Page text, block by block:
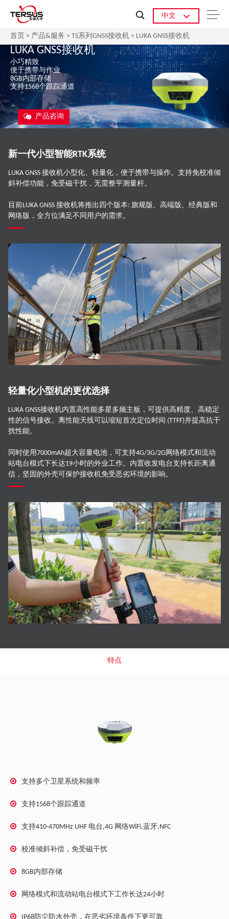
中文
首页 > 产品&服务 > TS系列GNSS接收机 > LUKA GNSS接收机
LUKA GNSS接收机
小巧精致
便于携带与作业
8GB内部存储
支持1568个跟踪通道
产品咨询
新一代小型智能RTK系统
LUKA GNSS 接收机小型化、轻量化，便于携带与操作。支持免校准倾
斜补偿功能，免受磁干扰，无需整平测量杆。
目前LUKA GNSS 接收机将推出四个版本: 旗规版、高端版、经典版和
网络版，全方位满足不同用户的需求。
轻量化小型机的更优选择
LUKA GNSS接收机内置高性能多星多频主板，可提供高精度、高稳定
性的信号接收。离性能天线可以缩短首次定位时间 (TTFF)并提高抗干
扰性能。
同时使用7000mAh超大容量电池，可支持4G/3G/2G网络模式和流动
站电台模式下长达19小时的外业工作。内置收发电台支持长距离通
信，坚固的外壳可保护接收机免受恶劣环境的影响。
特点
支持多个卫星系统和频率
支持1568个跟踪通道
支持410-470MHz UHF 电台,4G 网络WiFi,蓝牙,NFC
校准倾斜补偿，免受磁干扰
8GB内部存储
网络模式和流动站电台模式下工作长达24小时
IP68防尘防水外壳，在恶劣环境条件下更可靠